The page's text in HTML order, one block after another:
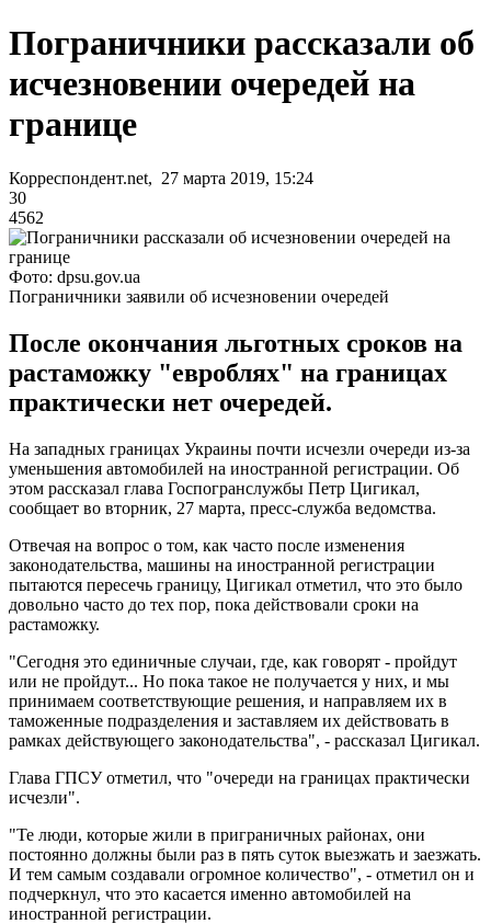
Пограничники рассказали об
исчезновении очередей на
границе
Корреспондент.net, 27 марта 2019, 15:24
30
4562
Фото: dpsu.gov.ua
Пограничники заявили об исчезновении очередей
После окончания льготных сроков на
растаможку "евроблях" на границах
практически нет очередей.
На западных границах Украины почти исчезли очереди из-за
уменьшения автомобилей на иностранной регистрации. Об
этом рассказал глава Госпогранслужбы Петр Цигикал,
сообщает во вторник, 27 марта, пресс-служба ведомства.
Отвечая на вопрос о том, как часто после изменения
законодательства, машины на иностранной регистрации
пытаются пересечь границу, Цигикал отметил, что это было
довольно часто до тех пор, пока действовали сроки на
растаможку.
"Сегодня это единичные случаи, где, как говорят - пройдут
или не пройдут... Но пока такое не получается у них, и мы
принимаем соответствующие решения, и направляем их в
таможенные подразделения и заставляем их действовать в
рамках действующего законодательства", - рассказал Цигикал.
Глава ГПСУ отметил, что "очереди на границах практически
исчезли".
"Те люди, которые жили в приграничных районах, они
постоянно должны были раз в пять суток выезжать и заезжать.
И тем самым создавали огромное количество", - отметил он и
подчеркнул, что это касается именно автомобилей на
иностранной регистрации.